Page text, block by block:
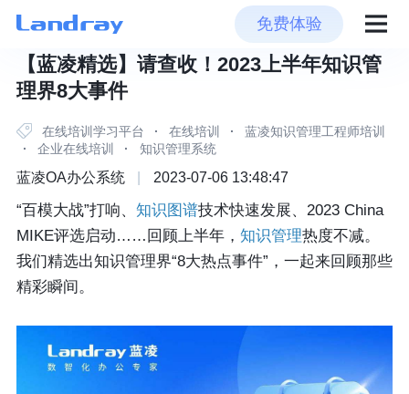
免费体验
【蓝凌精选】请查收！2023上半年知识管
理界8大事件
在线培训学习平台 · 在线培训 ·
蓝凌知识管理工程师培训
·
企业在线培训 · 知识管理系统
蓝凌OA办公系统 2023-07-06 13:48:47
“百模大战”打响、 知识图谱技术快速发展、2023 China
MIKE评选启动……回顾上半年， 知识管理热度不减。
我们精选出知识管理界“8大热点事件”，一起来回顾那些
精彩瞬间。